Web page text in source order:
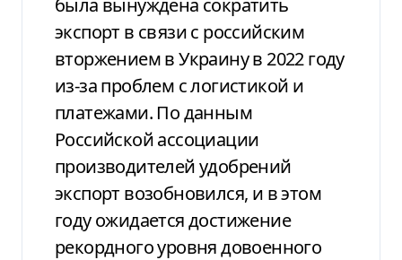
была вынуждена сократить
экспорт в связи с российским
вторжением в Украину в 2022 году
из-за проблем с логистикой и
платежами. По данным
Российской ассоциации
производителей удобрений
экспорт возобновился, и в этом
году ожидается достижение
рекордного уровня довоенного